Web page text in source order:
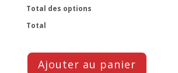
Total des options
Total
Ajouter au panier